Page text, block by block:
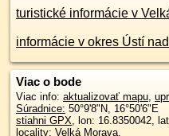
turistické informácie v
informácie v okres Ústí
Viac o bode
Viac info: aktualizovať mapu,
Súradnice: 50°9'8"N, 16°50'6"E
stiahni GPX, lon: 16.8350042,
locality: Velká Morava,